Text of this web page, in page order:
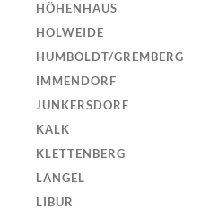
HÖHENHAUS
HOLWEIDE
HUMBOLDT/GREMBERG
IMMENDORF
JUNKERSDORF
KALK
KLETTENBERG
LANGEL
LIBUR